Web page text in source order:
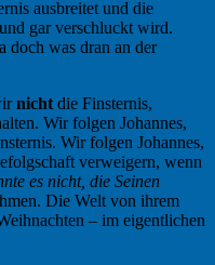
ausbreitet und die
gar verschluckt wird.
doch was dran an der
nicht die Finsternis,
Wir folgen Johannes,
Wir folgen Johannes,
verweigern, wenn
es nicht, die Seinen
Die Welt von ihrem
– im eigentlichen